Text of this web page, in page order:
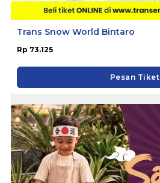
Trans Snow World Bintaro
Rp 73.125
Pesan Tiket